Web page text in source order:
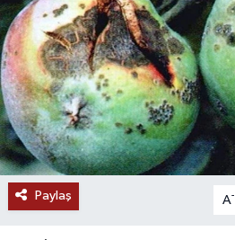
Paylaş A-